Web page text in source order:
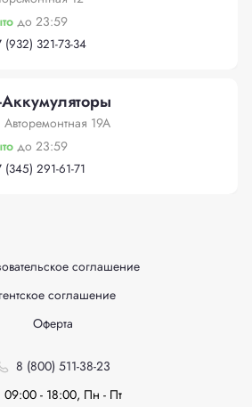
до 23:59
(932) 321-73-34
Авторемонтная 19А
до 23:59
(345) 291-61-71
соглашение
соглашение
Оферта
8 (800) 511-38-23
09:00 - 18:00, Пн - Пт